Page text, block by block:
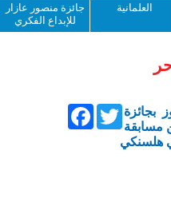
العلمانية
جائزة منصور عازار
للإبداع الفكري
FacebookTwitter بجائزة
مسابقة